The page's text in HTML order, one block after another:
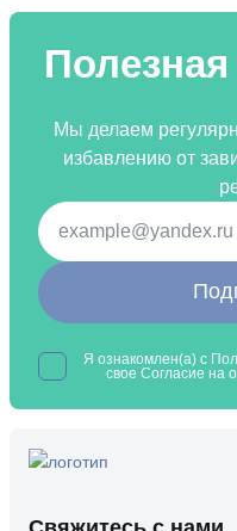
Мы делаем
избавлению от
Я ознакомлен(а) с
свое Согласие на